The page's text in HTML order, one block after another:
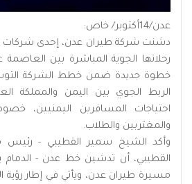
عدن/14أكتوبر/ خاص:
دشنت شركة طيران عدن، إحدى شركات
رحلاتها الجوية المباشرة بين العاصمة
خطوة جديدة ضمن خطط الشركة
الربط الجوي بين اليمن والمملكة
احتياجات المسافرين اليمنيين،
والمغتربين والطلاب.
وأكد الشيخ سمير القطيبي -
القطيبي، أن تدشين خط عدن -
مسيرة طيران عدن، ويأتي في إطار رؤية